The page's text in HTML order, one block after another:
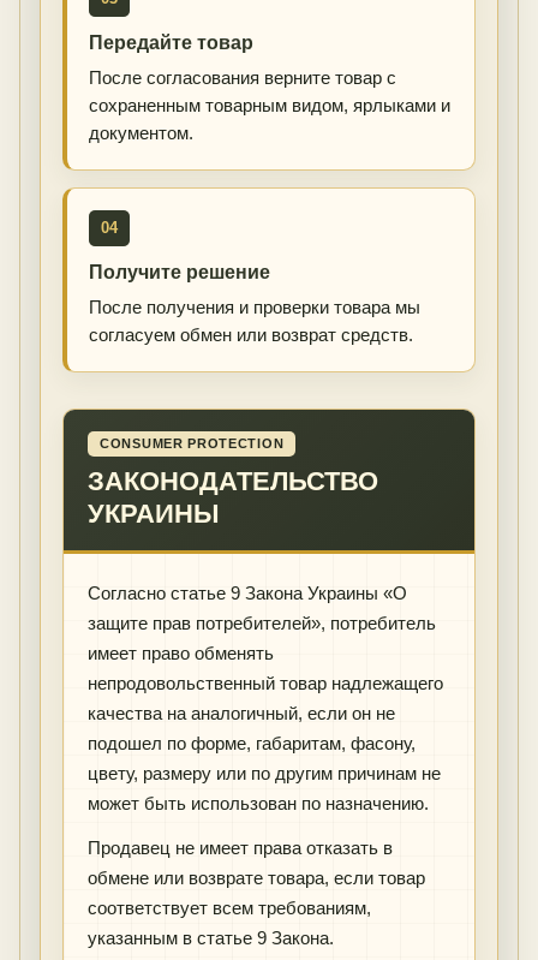
Передайте товар
После согласования верните товар с
сохраненным товарным видом, ярлыками и
документом.
04
Получите решение
После получения и проверки товара мы
согласуем обмен или возврат средств.
CONSUMER PROTECTION
ЗАКОНОДАТЕЛЬСТВО
УКРАИНЫ
Согласно статье 9 Закона Украины «О
защите прав потребителей», потребитель
имеет право обменять
непродовольственный товар надлежащего
качества на аналогичный, если он не
подошел по форме, габаритам, фасону,
цвету, размеру или по другим причинам не
может быть использован по назначению.
Продавец не имеет права отказать в
обмене или возврате товара, если товар
соответствует всем требованиям,
указанным в статье 9 Закона.